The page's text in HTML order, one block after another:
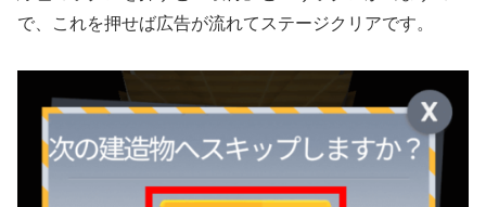
で、これを押せば広告が流れてステージクリアです。